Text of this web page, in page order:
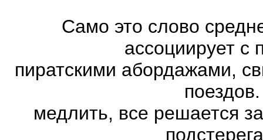
Само это слово
ассоциирует с
пиратскими абордажами,
медлить, все решается